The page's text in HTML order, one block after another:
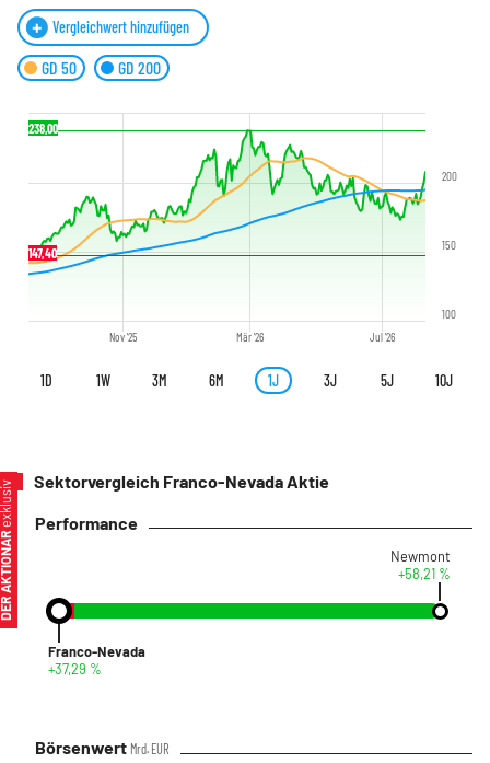
Vergleichwert hinzufügen
GD 50 GD 200
Nov '25 Mär '26 Jul '26
100
150
200
147,40
147,40
238,00
1D 1W 3M 6M 1J 3J 5J 10J
Sektorvergleich Franco-Nevada Aktie
Performance
Franco-Nevada
+37,29 %
Newmont
+58,21 %
Börsenwert Mrd. EUR